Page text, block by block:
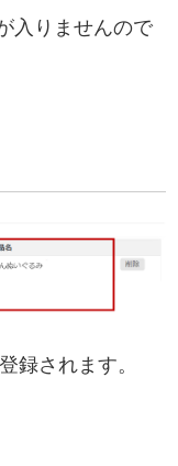
入りませんので
録されます。